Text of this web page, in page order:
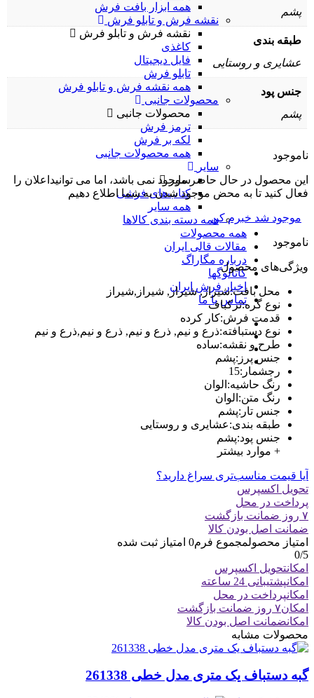
همه ابزار بافت فرش
نقشه فرش و تابلو فرش
نقشه فرش و تابلو فرش
کاغذی
فایل دیجیتال
تابلو فرش
همه نقشه فرش و تابلو فرش
محصولات جانبی
محصولات جانبی
ترمز فرش
لکه بر فرش
همه محصولات جانبی
سایر
سایر
کتاب‌های فرشی
همه سایر
همه دسته بندی کالاها
همه محصولات
مقالات قالی ایران
درباره مگاراگ
کاتالوگها
اخبار فرش ایران
تماس با ما
پشم
طبقه بندی
عشایری و روستایی
جنس پود
پشم
ناموجود
این محصول در حال حاضر موجود نمی باشد، اما می توانیداعلان را
فعال کنید تا به محض موجود شدن به شما اطلاع دهیم
موجود شد خبرم کن
ناموجود
ویژگی‌های محصول
محل بافت:شیراز, شیراز, شیراز,شیراز
نوع گره:ترکباف
قدمت فرش:کار کرده
نوع دستبافته:ذرع و نیم, ذرع و نیم, ذرع و نیم,ذرع و نیم
طرح و نقشه:ساده
جنس پرز :پشم
رجشمار :
15
رنگ حاشیه: الوان
رنگ متن: الوان
جنس تار :پشم
طبقه بندی:عشایری و روستایی
جنس پود:پشم
+ موارد بیشتر
آیا قیمت مناسب‌تری سراغ دارید؟
تحویل اکسپرس
پرداخت در محل
۷ روز ضمانت بازگشت
ضمانت اصل بودن کالا
امتیاز محصولمجموع فرم0 امتیاز ثبت شده
0/5
امکانتحویل اکسپرس
امکانپشتیبانی 24 ساعته
امکانپرداخت در محل
امکان۷ روز ضمانت بازگشت
امکانضمانت اصل بودن کالا
محصولات مشابه
گبه دستباف یک متری مدل خطی 261338